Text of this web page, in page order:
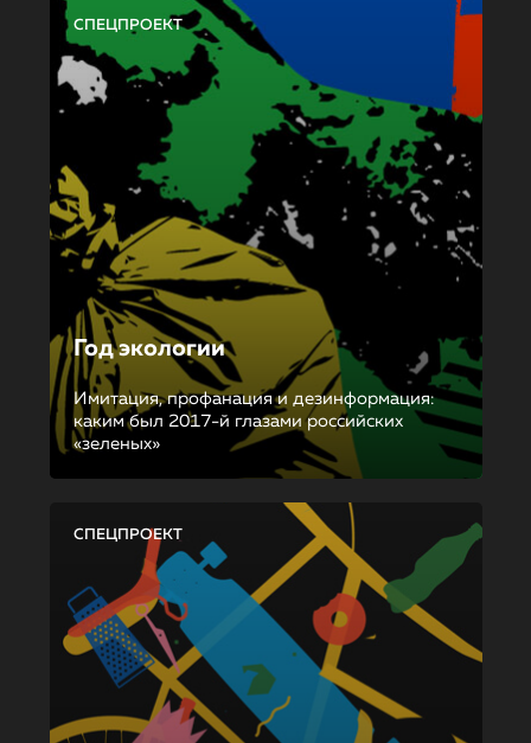
СПЕЦПРОЕКТ
Год экологии
Имитация, профанация и дезинформация:
каким был 2017-й глазами российских
«зеленых»
СПЕЦПРОЕКТ